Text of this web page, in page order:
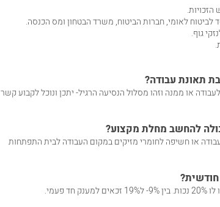
לביטוח לאומי, חברות הביטוח, משרד הבטחון ומס הכנסה.
תאונת עבודה?
או ממנה וזהו מסלול הנסיעה הרגיל- יתכן ונוכל לקבוע קשר
להחשב מחלת מקצוע?
או חשיפה לחומרי מזיקים במקום העבודה לבית התפתחות
פעמי.